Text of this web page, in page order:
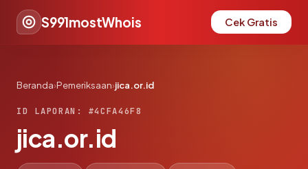
S991mostWhois Cek Gratis
Beranda›Pemeriksaan›jica.or.id
ID LAPORAN: #4CFA46F8
jica.or.id